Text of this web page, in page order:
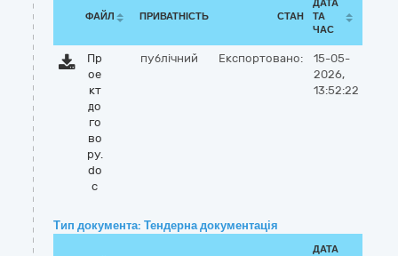
ФАЙЛ ПРИВАТНІСТЬ СТАН
ДАТА
ТА
ЧАС
Пр
ое
кт
до
го
во
ру.
do
c
публічний Експортовано:
15-05-
2026,
13:52:22
Тип документа: Тендерна документація
ДАТА